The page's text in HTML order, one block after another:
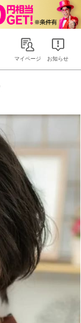
マイページ お知らせ